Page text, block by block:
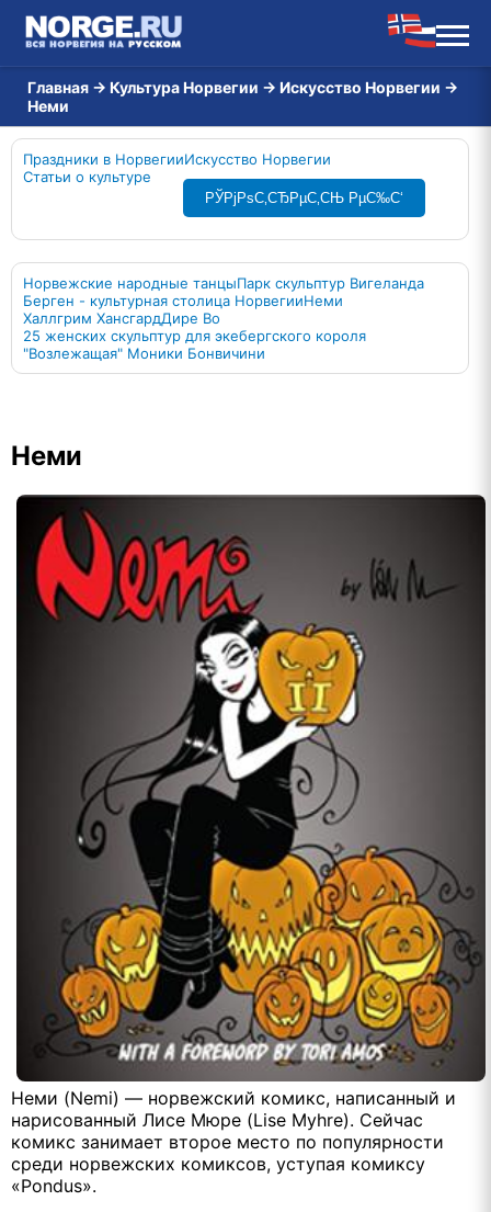
Главная → Культура Норвегии → Искусство Норвегии →
Неми
Праздники в НорвегииИскусство Норвегии
Статьи о культуре
РЎРјРѕС‚СЂРµС‚СЊ РµС‰С‘
Норвежские народные танцыПарк скульптур Вигеланда
Берген - культурная столица НорвегииНеми
Халлгрим ХансгардДире Во
25 женских скульптур для экебергского короля
"Возлежащая" Моники Бонвичини
Неми
Неми (Nemi) — норвежский комикс, написанный и
нарисованный Лисе Мюре (Lise Myhre). Сейчас
комикс занимает второе место по популярности
среди норвежских комиксов, уступая комиксу
«Pondus».